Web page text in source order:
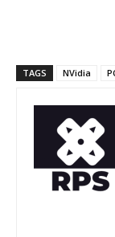
TAGS NVidia